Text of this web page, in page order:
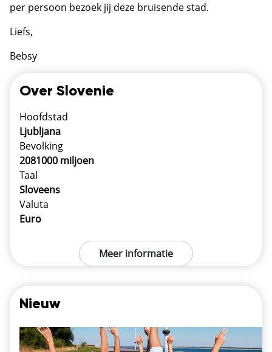
per persoon bezoek jij deze bruisende stad.
Liefs,
Bebsy
Over Slovenie
Hoofdstad
Ljubljana
Bevolking
2081000 miljoen
Taal
Sloveens
Valuta
Euro
Meer informatie
Nieuw